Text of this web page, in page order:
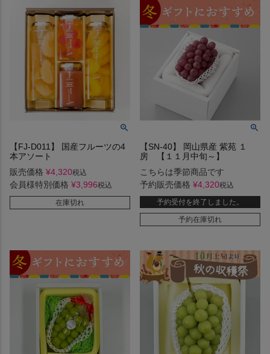
【FJ-D011】 国産フルーツの4
本アソート
販売価格 ¥4,320税込
会員様特別価格 ¥3,996税込
在庫切れ
【SN-40】 岡山県産 紫苑 １
房 【１１月中旬～】
こちらは季節商品です
予約販売価格 ¥4,320税込
予約受付を終了しました。
予約在庫切れ